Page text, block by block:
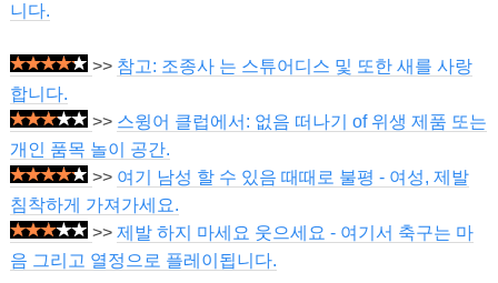
니다.
>> 참고: 조종사 는 스튜어디스 및 또한 새를 사랑
합니다.
>> 스윙어 클럽에서: 없음 떠나기 of 위생 제품 또는
개인 품목 놀이 공간.
>> 여기 남성 할 수 있음 때때로 불평 - 여성, 제발
침착하게 가져가세요.
>> 제발 하지 마세요 웃으세요 - 여기서 축구는 마
음 그리고 열정으로 플레이됩니다.